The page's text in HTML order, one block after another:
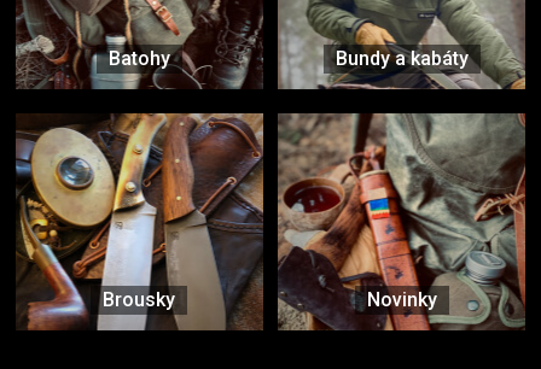
Batohy Bundy a kabáty
Brousky Novinky